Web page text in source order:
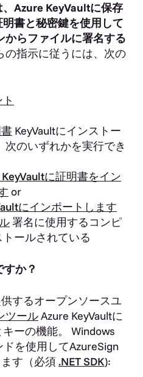
Azure KeyVaultに保存
書と秘密鍵を使用して
らファイルに署名する
の指示に従うには、次の
KeyVaultにインストー
次のいずれかを実行でき
に証明書をイン
or
にインポートします
署名に使用するコンピ
ールされている
か？
するオープンソースユ
ツールAzure KeyVaultに
ーの機能。 Windows
を使用してAzureSign
す（必須.NET SDK):